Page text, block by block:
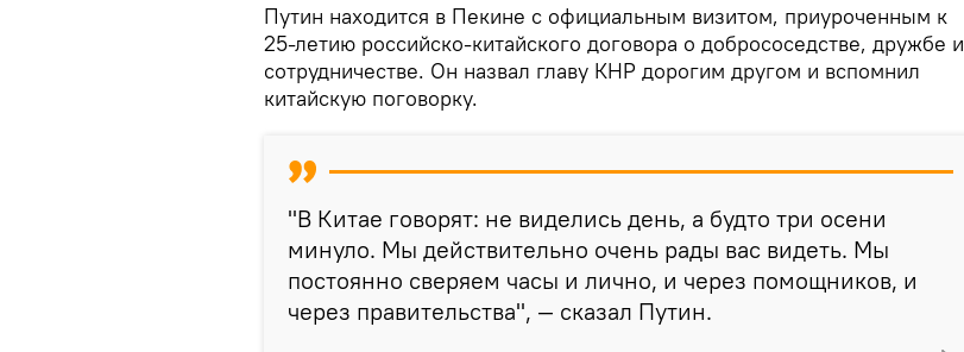
Путин находится в Пекине с официальным визитом, приуроченным к
25-летию российско-китайского договора о добрососедстве, дружбе и
сотрудничестве. Он назвал главу КНР дорогим другом и вспомнил
китайскую поговорку.
"В Китае говорят: не виделись день, а будто три осени
минуло. Мы действительно очень рады вас видеть. Мы
постоянно сверяем часы и лично, и через помощников, и
через правительства", — сказал Путин.